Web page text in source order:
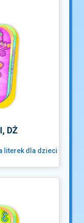
H, CH, DZ, DŹ, DZI, DŻ
literek dla dzieci